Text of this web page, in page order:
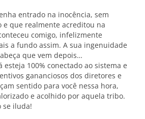
entrado na inocência, sem
e que realmente acreditou na
comigo, infelizmente
a fundo assim. A sua ingenuidade
que vem depois…
esteja 100% conectado ao sistema e
gananciosos dos diretores e
sentido para você nessa hora,
e acolhido por aquela tribo.
se iluda!